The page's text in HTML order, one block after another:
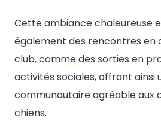
Cette ambiance chaleureuse
également des rencontres en
club, comme des sorties en
activités sociales, offrant ainsi
communautaire agréable aux
chiens.